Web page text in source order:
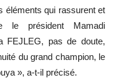
éléments qui rassurent et
le président Mamadi
FEJLEG, pas de doute,
du grand champion, le
», a-t-il précisé.